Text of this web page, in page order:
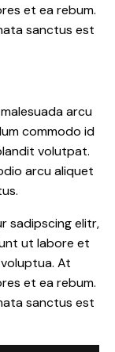
et ea rebum.
sanctus est
arcu
commodo id
volutpat.
arcu aliquet
sadipscing elitr,
ut labore et
At
et ea rebum.
sanctus est